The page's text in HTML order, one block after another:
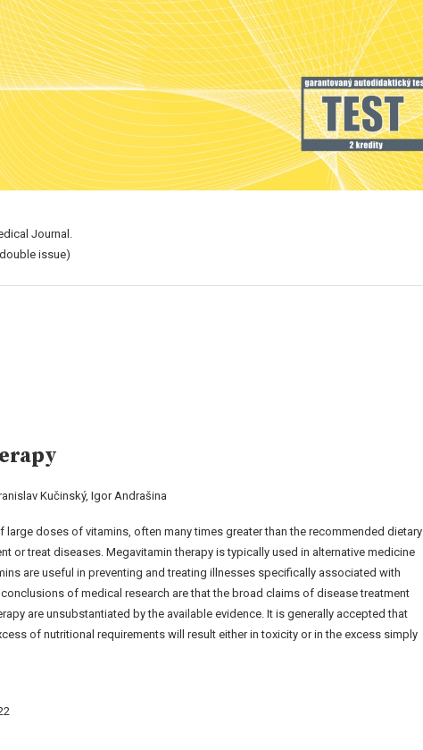
Journal.
issue)
Kučinský, Igor Andrašina
large doses of vitamins, often many times greater than the recommended dietary
or treat diseases. Megavitamin therapy is typically used in alternative medicine
are useful in preventing and treating illnesses specifically associated with
of medical research are that the broad claims of disease treatment
are unsubstantiated by the available evidence. It is generally accepted that
of nutritional requirements will result either in toxicity or in the excess simply